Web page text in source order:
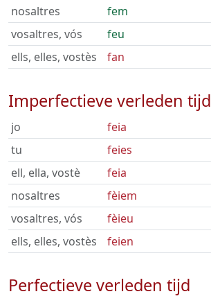
nosaltres
fem
vosaltres, vós
feu
ells, elles, vostès
fan
Imperfectieve verleden tijd
jo
feia
tu
feies
ell, ella, vostè
feia
nosaltres
fèiem
vosaltres, vós
fèieu
ells, elles, vostès
feien
Perfectieve verleden tijd